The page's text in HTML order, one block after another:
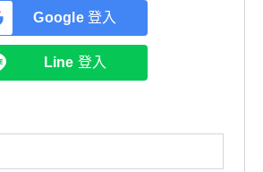
Google登入
Line 登入